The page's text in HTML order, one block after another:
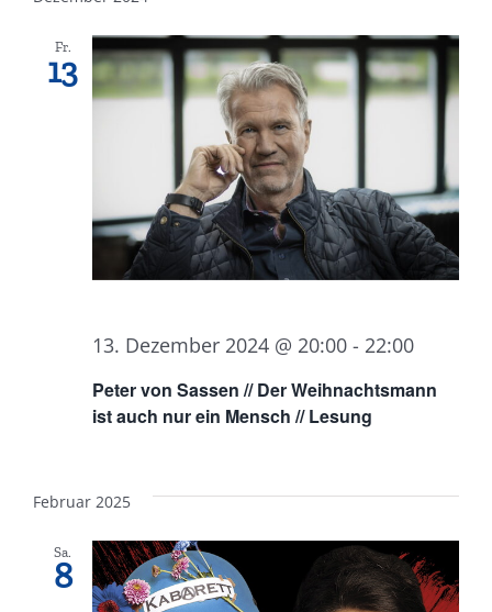
Fr.
13
Peter von Sassen // Der Weihnachtsmann
ist auch nur ein Mensch // Lesung
13. Dezember 2024 @ 20:00 - 22:00
Februar 2025
Sa.
8